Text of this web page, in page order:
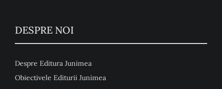
DESPRE NOI
Despre Editura Junimea
Obiectivele Editurii Junimea